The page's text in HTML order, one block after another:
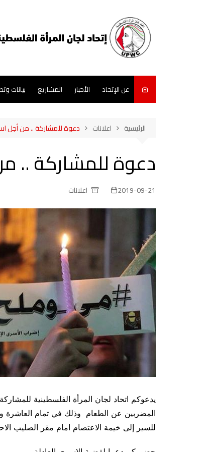
عن الإتحاد الأخبار المشاريع بيانات
الرئيسية اعلانات دعوة للمشاركة .. من أجل
دعوة للمشاركة ..
2019-09-21 اعلانات
يدعوكم اتحاد لجان المرأة الفلسطينية
للسير إلى خيمة الاعتصام امام مقر الصليب